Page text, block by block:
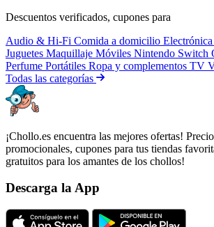
Descuentos verificados, cupones para
Audio & Hi-Fi Comida a domicilio Electrónica
Juguetes Maquillaje Móviles Nintendo Switch
Perfume Portátiles Ropa y complementos TV
Todas las categorías
¡Chollo.es encuentra las mejores ofertas!
promocionales, cupones para tus tiendas
gratuitos para los amantes de los chollos!
Descarga la App